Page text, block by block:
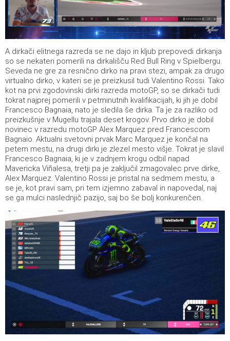
A dirkači elitnega razreda se ne dajo in kljub prepovedi dirkanja
so se nekateri pomerili na dirkališču Red Bull Ring v Spielbergu.
Seveda ne gre za resnično dirko na pravi stezi, ampak za drugo
virtualno dirko, v kateri se je preizkusil tudi Valentino Rossi. Tako
kot na prvi zgodovinski dirki razreda motoGP, so se dirkači tudi
tokrat najprej pomerili v petminutnih kvalifikacijah, ki jih je dobil
Francesco Bagnaia, nato je sledila še dirka. Ta je za razliko od
preizkušnje v Mugellu trajala deset krogov. Prvo dirko je dobil
novinec v razredu motoGP Alex Marquez pred Francescom
Bagnaio. Aktualni svetovni prvak Marc Marquez je končal na
petem mestu, na drugi dirki je zlezel mesto višje. Tokrat je slavil
Francesco Bagnaia, ki je v zadnjem krogu odbil napad
Mavericka Viñalesa, tretji pa je zaključil zmagovalec prve dirke,
Alex Marquez. Valentino Rossi je pristal na sedmem mestu, a
se je, kot pravi sam, pri tem izjemno zabaval in napovedal, naj
se ga mulci naslednjič pazijo, saj bo še bolj konkurenčen.